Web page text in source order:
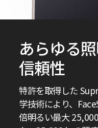
あらゆる
信頼性
特許を取得した
学技術により、
倍明るい最大